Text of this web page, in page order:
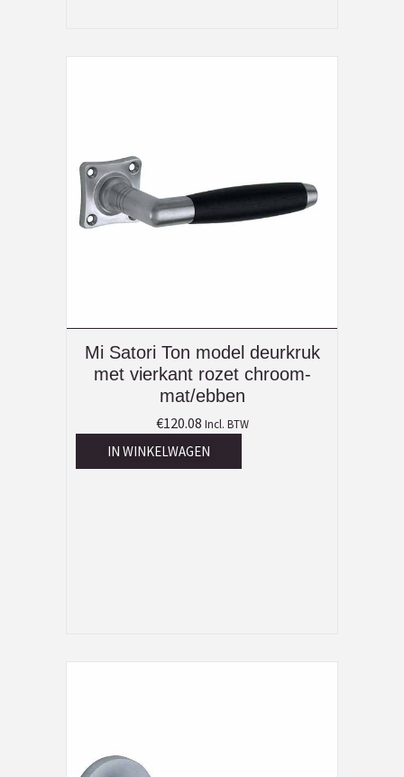
Mi Satori Ton model deurkruk
met vierkant rozet chroom-
mat/ebben
€120.08 Incl. BTW
IN WINKELWAGEN